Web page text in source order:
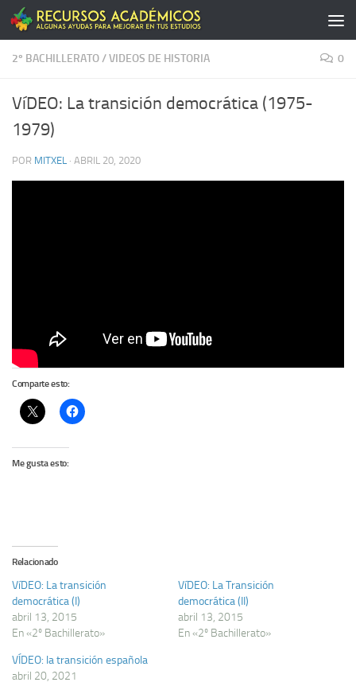
Saltar al contenido
2º BACHILLERATO/VIDEOS DE HISTORIA 0
VíDEO: La transición democrática (1975-
1979)
POR MITXEL · ABRIL 20, 2020
Comparte esto:
Me gusta esto:
Relacionado
VíDEO: La transición
democrática (I)
abril 13, 2015
En «2º Bachillerato»
VíDEO: La Transición
democrática (II)
abril 13, 2015
En «2º Bachillerato»
VÍDEO: la transición española
abril 20, 2021